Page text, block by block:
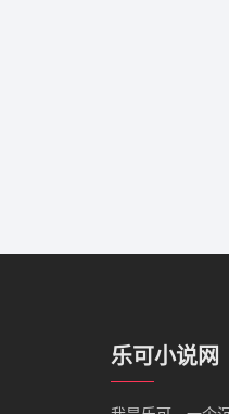
乐可小说网